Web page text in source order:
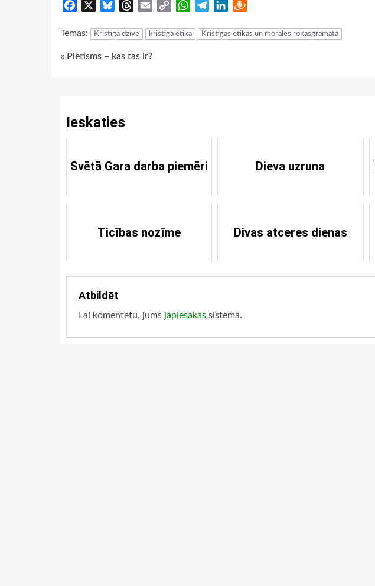
Facebook BlueskyThreads
Email
Copy
WhatsApp
TelegramLinkedIn
Tēmas: Kristīgā dzīve kristīgā ētika Kristīgās ētikas un morāles rokasgrāmata
Continue
« Piētisms – kas tas ir?
Ieskaties
Svētā Gara darba piemēri Dieva uzruna
Ticības nozīme Divas atceres dienas
Atbildēt
Lai komentētu, jums jāpiesakās sistēmā.